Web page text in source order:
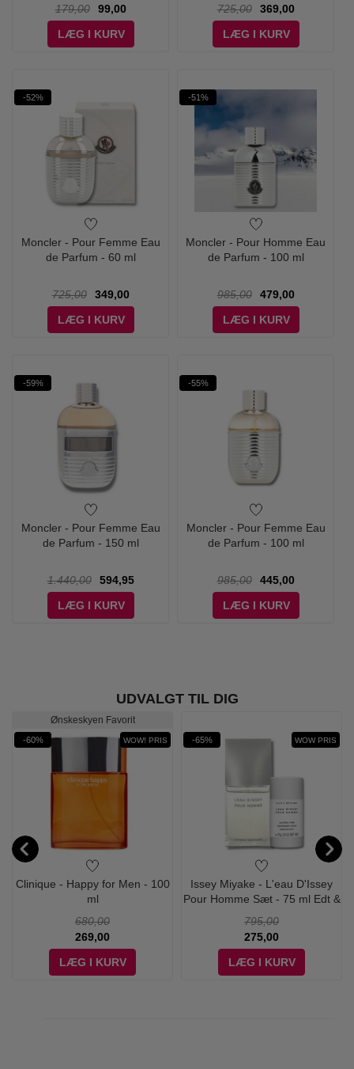
179,00
99,00
LÆG I KURV
725,00
369,00
LÆG I KURV
-52%
Moncler - Pour Femme Eau
de Parfum - 60 ml
725,00
349,00
LÆG I KURV
-51%
Moncler - Pour Homme Eau
de Parfum - 100 ml
985,00
479,00
LÆG I KURV
-59%
Moncler - Pour Femme Eau
de Parfum - 150 ml
1.440,00
594,95
LÆG I KURV
-55%
Moncler - Pour Femme Eau
de Parfum - 100 ml
985,00
445,00
LÆG I KURV
UDVALGT TIL DIG
Ønskeskyen Favorit
-60% WOW! PRIS
Clinique - Happy for Men - 100
ml
680,00
269,00
LÆG I KURV
-65% WOW PRIS
Issey Miyake - L'eau D'Issey
Pour Homme Sæt - 75 ml Edt &
795,00
275,00
LÆG I KURV